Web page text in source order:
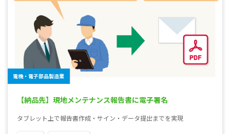
電機・電子部品製造業
【納品先】現地メンテナンス報告書に電子署名
タブレット上で報告書作成・サイン・データ提出までを実現